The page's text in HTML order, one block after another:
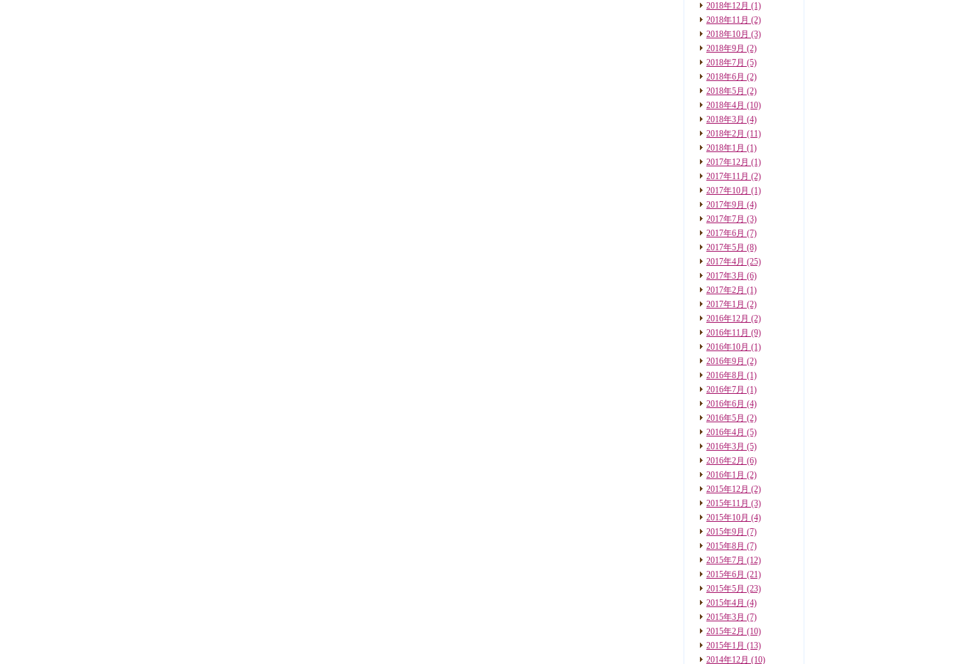
2018年12月 (1)
2018年11月 (2)
2018年10月 (3)
2018年9月 (2)
2018年7月 (5)
2018年6月 (2)
2018年5月 (2)
2018年4月 (10)
2018年3月 (4)
2018年2月 (11)
2018年1月 (1)
2017年12月 (1)
2017年11月 (2)
2017年10月 (1)
2017年9月 (4)
2017年7月 (3)
2017年6月 (7)
2017年5月 (8)
2017年4月 (25)
2017年3月 (6)
2017年2月 (1)
2017年1月 (2)
2016年12月 (2)
2016年11月 (9)
2016年10月 (1)
2016年9月 (2)
2016年8月 (1)
2016年7月 (1)
2016年6月 (4)
2016年5月 (2)
2016年4月 (5)
2016年3月 (5)
2016年2月 (6)
2016年1月 (2)
2015年12月 (2)
2015年11月 (3)
2015年10月 (4)
2015年9月 (7)
2015年8月 (7)
2015年7月 (12)
2015年6月 (21)
2015年5月 (23)
2015年4月 (4)
2015年3月 (7)
2015年2月 (10)
2015年1月 (13)
2014年12月 (10)